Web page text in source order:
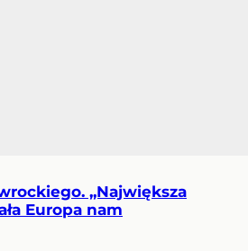
„Największa
Europa nam